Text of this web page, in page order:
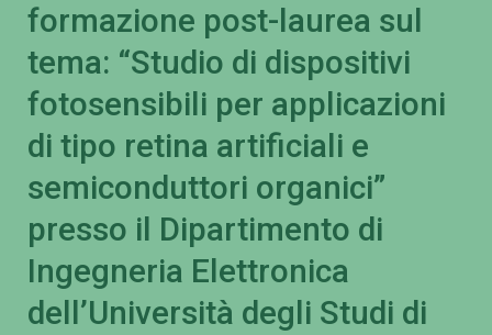
formazione post-laurea sul
tema: “Studio di dispositivi
fotosensibili per applicazioni
di tipo retina artificiali e
semiconduttori organici”
presso il Dipartimento di
Ingegneria Elettronica
dell’Università degli Studi di